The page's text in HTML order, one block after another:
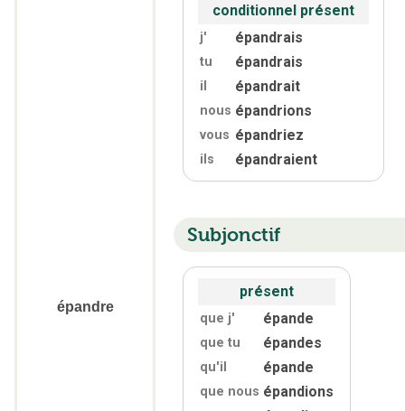
épandre
conditionnel présent
j' épandrais
tu épandrais
il épandrait
nous épandrions
vous épandriez
ils épandraient
Subjonctif
présent
que j' épande
que tu épandes
qu'il épande
que nous épandions